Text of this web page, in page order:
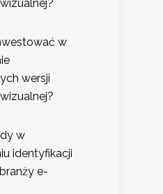
w
wersji
w
identyfikacji
e-